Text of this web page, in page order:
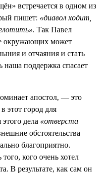
встречается в одном из
пишет: «диавол ходит,
. Так Павел
окружающих может
и отчаяния и стать
поддержка спасает
апостол, — это
этот город для
дела «отверста
обстоятельства
благоприятно.
кого очень хотел
В результате, как сам он